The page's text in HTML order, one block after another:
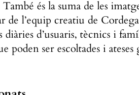
és la suma de les
de l’equip creatiu de
d’usuaris, tècnics i
poden ser escoltades i